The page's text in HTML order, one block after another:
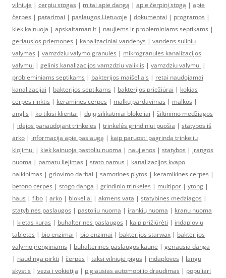
vilniuje | cerpiu stogas | mitai apie dangą | apie čerpinį stogą | apie
čerpes | patarimai | paslaugos Lietuvoje | dokumentai | programos |
kiek kainuoja | apskaitaman.lt | naujiems ir probleminiams septikams |
geriausios priemones | kanalizaciniai vandenys | vandens suliniu
valymas | vamzdziu valymo granules | mikrogranules kanalizacijos
valymui | gelinis kanalizacijos vamzdziu valiklis | vamzdziu valymui |
probleminiams septikams | bakterijos maišeliais | retai naudojamai
kanalizacijai | bakterijos septikams | bakterijos priežiūrai | kokias
cerpes rinktis | keramines cerpes | malkų pardavimas | malkos |
anglis | ko tikisi klientai | dujų silikatiniai blokeliai | šiltinimo medžiagos
| idėjos panaudojant trinkeles | trinkelės grindiniui puošia | statybos iš
arko | informacija apie paslaugą | kaip paruosti pagrinda trinkeliu
klojimui | kiek kainuoja pastoliu nuoma | naujienos | statybos | įrangos
nuoma | pamatu liejimas | stato namus | kanalizacijos kvapo
naikinimas | griovimo darbai | samotines plytos | keramikines cerpes |
betono cerpes | stogo danga | grindinio trinkeles | multipor | ytong |
haus | fibo | arko | blokeliai | akmens vata | statybines medziagos |
statybinės paslaugos | pastoliu nuoma | įrankių nuoma | kranu nuoma
| kietas kuras | buhalterines paslaugos | kaip prižiūrėti | indaploviu
tabletes | bio enzimai | bio enzimai | bakterijos starwax | bakterijos
valymo įrenginiams | buhalterines paslaugos kaune | geriausia danga
| naudinga pirkti | čerpės | taksi vilniuje pigus | indaploves | langu
skystis | veza i vokietija | pigiausias automobilio draudimas | populiari